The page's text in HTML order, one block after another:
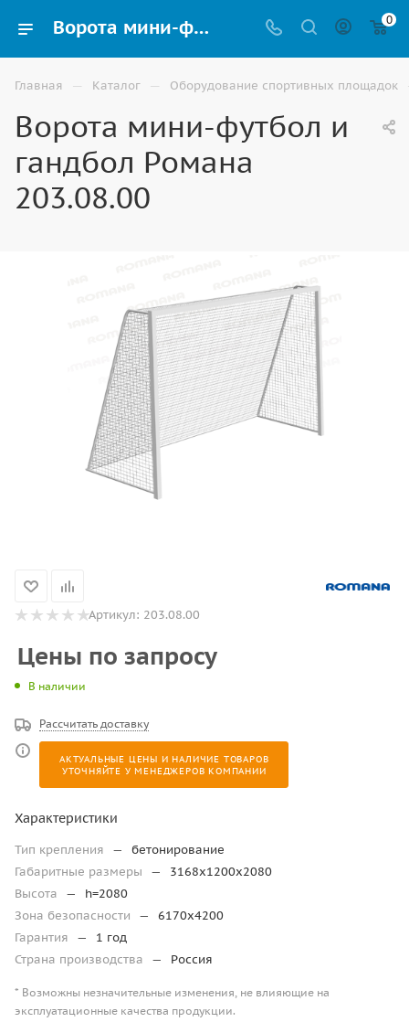
Ворота мини-футбол и гандбол Романа 203.08.00 купить для спортивных игр в Элисте 0
Главная — Каталог — Оборудование спортивных площадок
Ворота мини-футбол и
гандбол Романа
203.08.00
Артикул: 203.08.00
Цены по запросу
В наличии
Рассчитать доставку
АКТУАЛЬНЫЕ ЦЕНЫ И НАЛИЧИЕ ТОВАРОВ
УТОЧНЯЙТЕ У МЕНЕДЖЕРОВ КОМПАНИИ
Характеристики
Тип крепления —
бетонирование
Габаритные размеры
—
3168х1200х2080
Высота
—
h=2080
Зона безопасности
—
6170х4200
Гарантия
—
1 год
Страна производства
— Россия
* Возможны незначительные изменения, не влияющие на
эксплуатационные качества продукции.